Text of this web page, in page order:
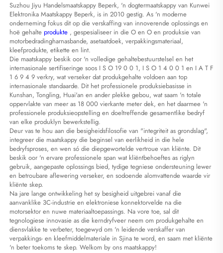
Suzhou Jiyu Handelsmaatskappy Beperk, 'n dogtermaatskappy van Kunwei
Elektronika Maatskappy Beperk, is in 2010 gestig. As 'n moderne
onderneming fokus dit op die verskaffing van innoverende oplossings en
hoë gehalte produkte , gespesialiseer in die O en O en produksie van
motorbedradingharnasbande, asetaatdoek, verpakkingsmateriaal,
kleefprodukte, etikette en lint.
Die maatskappy beskik oor 'n volledige gehaltebestuurstelsel en het
internasionale sertifiseringe soos I S O 19 0 0 1, I S O 1 4 0 0 1 en I A T F
1 6 9 4 9 verkry, wat verseker dat produkgehalte voldoen aan top
internasionale standaarde. Dit het professionele produksiebasisse in
Kunshan, Tongling, Huai'an en ander plekke gebou, wat saam 'n totale
oppervlakte van meer as 18 000 vierkante meter dek, en het daarmee 'n
professionele produksieopstelling en doeltreffende gesamentlike bedryf
van elke produklyn bewerkstellig.
Deur vas te hou aan die besigheidsfilosofie van "integriteit as grondslag",
integreer die maatskappy die beginsel van eerlikheid in die hele
bedryfsproses, en wen só die diepgewortelde vertroue van kliënte. Dit
beskik oor 'n ervare professionele span wat kliëntbehoeftes as riglyn
gebruik, aangepaste oplossings bied, tydige tegniese ondersteuning lewer
en betroubare aflewering verseker, en sodoende alomvattende waarde vir
kliënte skep.
Na jare lange ontwikkeling het sy besigheid uitgebrei vanaf die
aanvanklike 3C-industrie en elektroniese konnektorvelde na die
motorsektor en nuwe materiaaltoepassings. Na vore toe, sal dit
tegnologiese innovasie as die kerndryfveer neem om produkgehalte en
diensvlakke te verbeter, toegewyd om 'n leidende verskaffer van
verpakkings- en kleefmiddelmateriale in Sjina te word, en saam met kliënte
'n beter toekoms te skep. Welkom by ons maatskappy!